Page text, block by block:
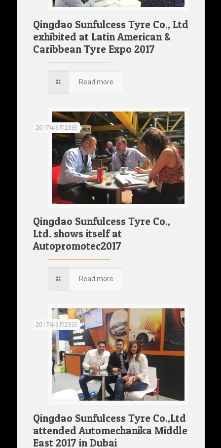
Qingdao Sunfulcess Tyre Co., Ltd
exhibited at Latin American &
Caribbean Tyre Expo 2017
Read more
2017年6月23日
Qingdao Sunfulcess Tyre Co.,
Ltd. shows itself at
Autopromotec2017
Read more
2017年6月23日
Qingdao Sunfulcess Tyre Co.,Ltd
attended Automechanika Middle
East 2017 in Dubai